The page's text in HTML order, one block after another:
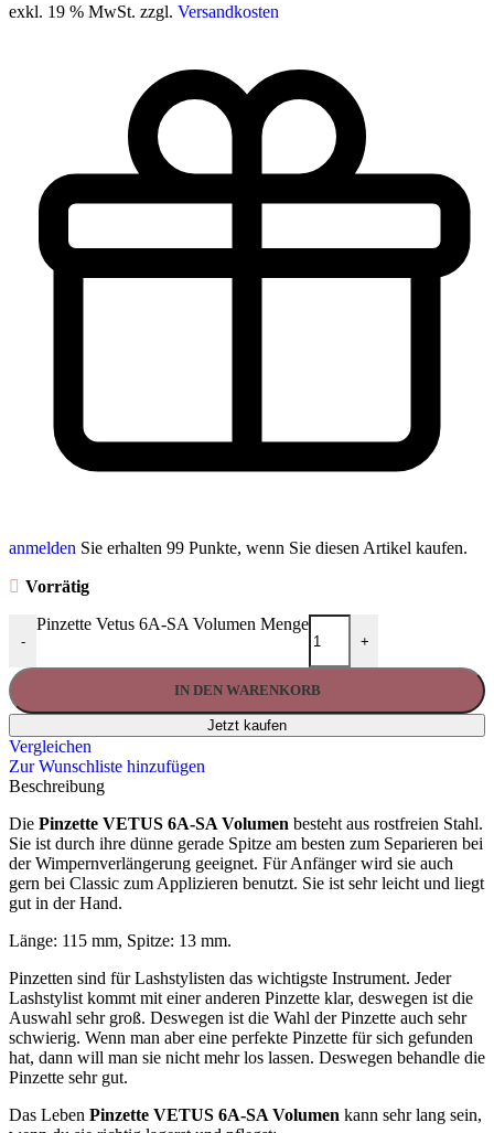
exkl. 19 % MwSt. zzgl. Versandkosten
anmelden Sie erhalten 99 Punkte, wenn Sie diesen Artikel kaufen.
Vorrätig
-
Pinzette Vetus 6A-SA Volumen Menge
+
IN DEN WARENKORB
Jetzt kaufen
Vergleichen
Zur Wunschliste hinzufügen
Beschreibung
Die Pinzette VETUS 6A-SA Volumen besteht aus rostfreien Stahl.
Sie ist durch ihre dünne gerade Spitze am besten zum Separieren bei
der Wimpernverlängerung geeignet. Für Anfänger wird sie auch
gern bei Classic zum Applizieren benutzt. Sie ist sehr leicht und liegt
gut in der Hand.
Länge: 115 mm, Spitze: 13 mm.
Pinzetten sind für Lashstylisten das wichtigste Instrument. Jeder
Lashstylist kommt mit einer anderen Pinzette klar, deswegen ist die
Auswahl sehr groß. Deswegen ist die Wahl der Pinzette auch sehr
schwierig. Wenn man aber eine perfekte Pinzette für sich gefunden
hat, dann will man sie nicht mehr los lassen. Deswegen behandle die
Pinzette sehr gut.
Das Leben Pinzette VETUS 6A-SA Volumen kann sehr lang sein,